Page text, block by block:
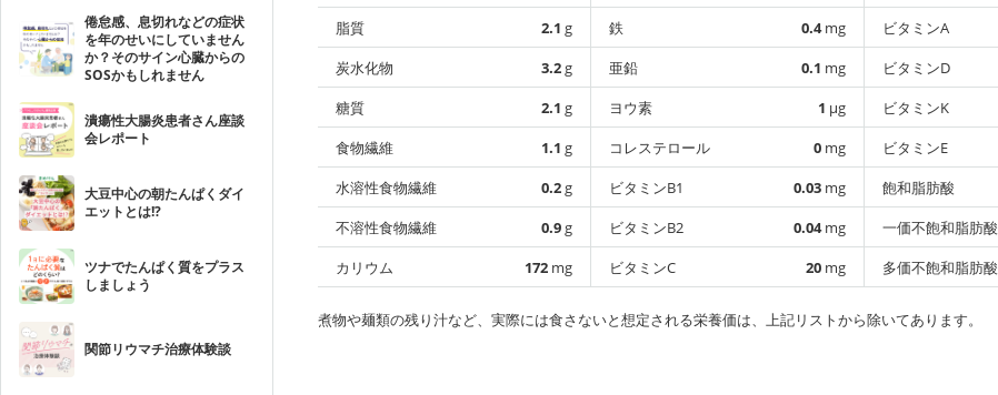
倦怠感、息切れなどの症状
を年のせいにしていません
か？そのサイン心臓からの
SOSかもしれません
潰瘍性大腸炎患者さん座談
会レポート
大豆中心の朝たんぱくダイ
エットとは!?
ツナでたんぱく質をプラス
しましょう
関節リウマチ治療体験談
脂質
2.1 g
炭水化物
3.2g
糖質
2.1 g
食物繊維
1.1 g
水溶性食物繊維
0.2g
不溶性食物繊維
0.9g
カリウム
172 mg
鉄
0.4mg
亜鉛
0.1 mg
ヨウ素
1 µg
コレステロール
0 mg
ビタミンB1
0.03 mg
ビタミンB2
0.04mg
ビタミンC
20 mg
ビタミンA
ビタミンD
ビタミンK
ビタミンE
飽和脂肪酸
一価不飽和脂肪酸
多価不飽和脂肪酸
煮物や麺類の残り汁など、実際には食さないと想定される栄養価は、上記リストから除いてあります。